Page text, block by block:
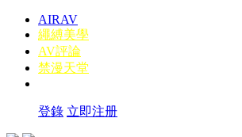
AIRAV
繩縛美學
AV評論
禁漫天堂
登錄 立即注册